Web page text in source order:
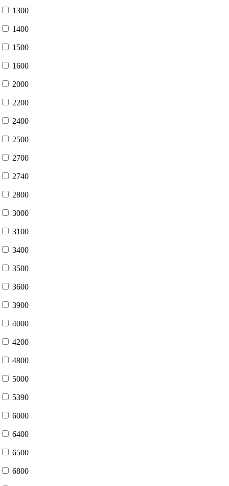
1300
1400
1500
1600
2000
2200
2400
2500
2700
2740
2800
3000
3100
3400
3500
3600
3900
4000
4200
4800
5000
5390
6000
6400
6500
6800